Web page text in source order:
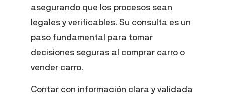
asegurando que los procesos sean
legales y verificables. Su consulta es un
paso fundamental para tomar
decisiones seguras al comprar carro o
vender carro.
Contar con información clara y validada